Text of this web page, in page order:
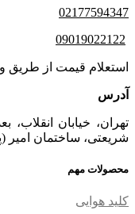
02177594347
09019022122
استعلام قیمت از طریق
آدرس
تهران، خیابان انقلاب،
شریعتی، ساختمان امیر (پلاک362)، طبقه
محصولات مهم
کلید هوایی